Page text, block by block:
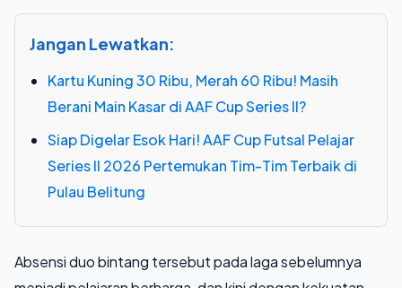
Jangan Lewatkan:
Kartu Kuning 30 Ribu, Merah 60 Ribu! Masih
Berani Main Kasar di AAF Cup Series II?
Siap Digelar Esok Hari! AAF Cup Futsal Pelajar
Series II 2026 Pertemukan Tim-Tim Terbaik di
Pulau Belitung
Absensi duo bintang tersebut pada laga sebelumnya